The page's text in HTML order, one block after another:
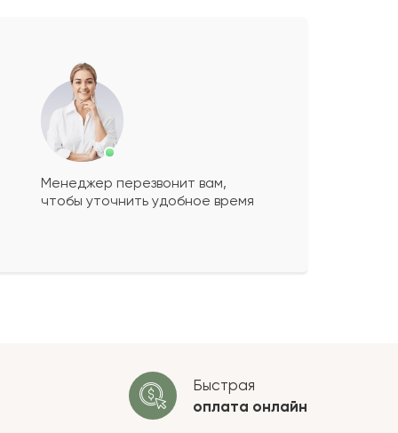
будет+?
ОСТАВИТЬ ОТЗЫВ
Менеджер перезвонит вам,
чтобы уточнить удобное время
Быстрая
оплата онлайн